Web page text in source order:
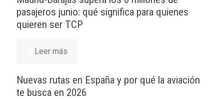
pasajeros junio: qué significa para quienes
quieren ser TCP
Leer más
Nuevas rutas en España y por qué la aviación
te busca en 2026